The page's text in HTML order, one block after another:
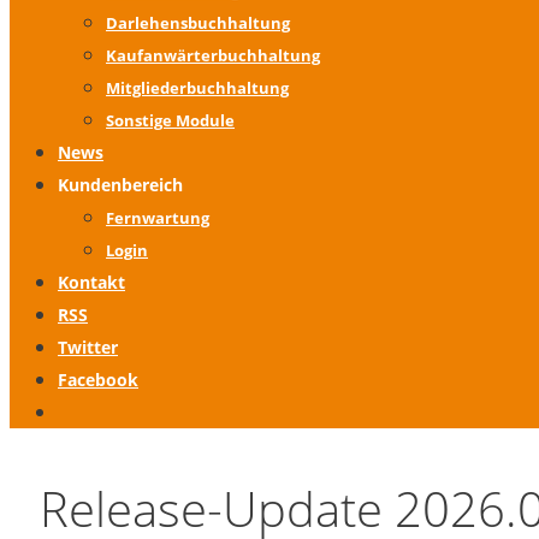
Darlehensbuchhaltung
Kaufanwärterbuchhaltung
Mitgliederbuchhaltung
Sonstige Module
News
Kundenbereich
Fernwartung
Login
Kontakt
RSS
Twitter
Facebook
Release-Update